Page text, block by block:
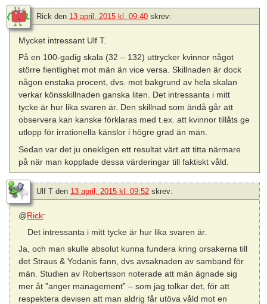
Rick den 13 april, 2015 kl. 09:40 skrev:
Mycket intressant Ulf T.
På en 100-gadig skala (32 – 132) uttrycker kvinnor något
större fientlighet mot män än vice versa. Skillnaden är dock
någon enstaka procent, dvs. mot bakgrund av hela skalan
verkar könsskillnaden ganska liten. Det intressanta i mitt
tycke är hur lika svaren är. Den skillnad som ändå går att
observera kan kanske förklaras med t.ex. att kvinnor tillåts ge
utlopp för irrationella känslor i högre grad än män.
Sedan var det ju onekligen ett resultat värt att titta närmare
på när man kopplade dessa värderingar till faktiskt våld.
Ulf T den 13 april, 2015 kl. 09:52 skrev:
@Rick:
Det intressanta i mitt tycke är hur lika svaren är.
Ja, och man skulle absolut kunna fundera kring orsakerna till
det Straus & Yodanis fann, dvs avsaknaden av samband för
män. Studien av Robertsson noterade att män ägnade sig
mer åt ”anger management” – som jag tolkar det, för att
respektera devisen att man aldrig får utöva våld mot en